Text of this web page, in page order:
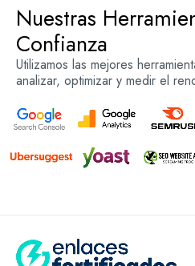
Nuestras
Confianza
Utilizamos las mejores
analizar, optimizar y medir el